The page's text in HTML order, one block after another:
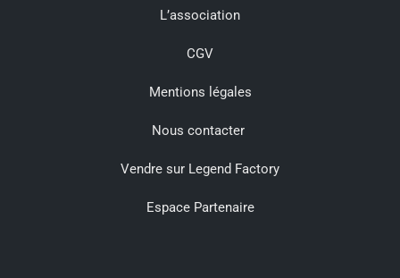
L’association
CGV
Mentions légales
Nous contacter
Vendre sur Legend Factory
Espace Partenaire